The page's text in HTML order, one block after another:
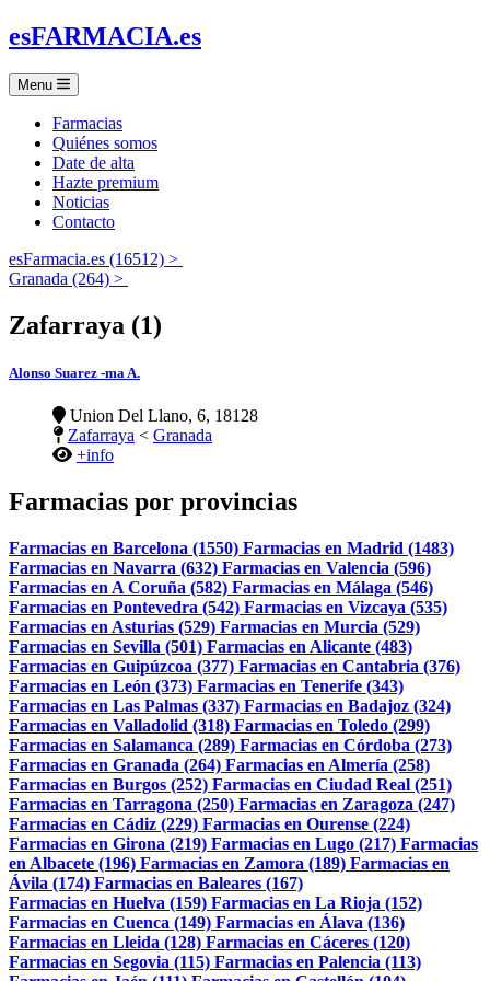
esFARMACIA.es
Menu
Farmacias
Quiénes somos
Date de alta
Hazte premium
Noticias
Contacto
esFarmacia.es (16512) >
Granada (264) >
Zafarraya (1)
Alonso Suarez -ma A.
Union Del Llano, 6, 18128
Zafarraya < Granada
+info
Farmacias por provincias
Farmacias en Barcelona (1550) Farmacias en Madrid (1483)
Farmacias en Navarra (632) Farmacias en Valencia (596)
Farmacias en A Coruña (582) Farmacias en Málaga (546)
Farmacias en Pontevedra (542) Farmacias en Vizcaya (535)
Farmacias en Asturias (529) Farmacias en Murcia (529)
Farmacias en Sevilla (501) Farmacias en Alicante (483)
Farmacias en Guipúzcoa (377) Farmacias en Cantabria (376)
Farmacias en León (373) Farmacias en Tenerife (343)
Farmacias en Las Palmas (337) Farmacias en Badajoz (324)
Farmacias en Valladolid (318) Farmacias en Toledo (299)
Farmacias en Salamanca (289) Farmacias en Córdoba (273)
Farmacias en Granada (264) Farmacias en Almería (258)
Farmacias en Burgos (252) Farmacias en Ciudad Real (251)
Farmacias en Tarragona (250) Farmacias en Zaragoza (247)
Farmacias en Cádiz (229) Farmacias en Ourense (224)
Farmacias en Girona (219) Farmacias en Lugo (217) Farmacias
en Albacete (196) Farmacias en Zamora (189) Farmacias en
Ávila (174) Farmacias en Baleares (167)
Farmacias en Huelva (159) Farmacias en La Rioja (152)
Farmacias en Cuenca (149) Farmacias en Álava (136)
Farmacias en Lleida (128) Farmacias en Cáceres (120)
Farmacias en Segovia (115) Farmacias en Palencia (113)